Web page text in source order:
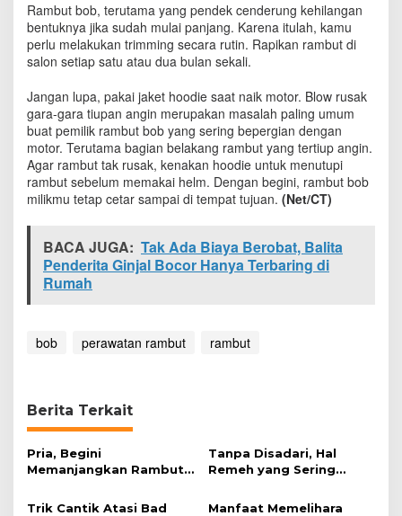
k
s
i
m
l
Rambut bob, terutama yang pendek cenderung kehilangan
bentuknya jika sudah mulai panjang. Karena itulah, kamu
perlu melakukan trimming secara rutin. Rapikan rambut di
salon setiap satu atau dua bulan sekali.
Jangan lupa, pakai jaket hoodie saat naik motor. Blow rusak
gara-gara tiupan angin merupakan masalah paling umum
buat pemilik rambut bob yang sering bepergian dengan
motor. Terutama bagian belakang rambut yang tertiup angin.
Agar rambut tak rusak, kenakan hoodie untuk menutupi
rambut sebelum memakai helm. Dengan begini, rambut bob
milikmu tetap cetar sampai di tempat tujuan. (Net/CT)
BACA JUGA: Tak Ada Biaya Berobat, Balita
Penderita Ginjal Bocor Hanya Terbaring di
Rumah
bob perawatan rambut rambut
Berita Terkait
Pria, Begini
Memanjangkan Rambut
Tanpa Disadari, Hal
Remeh yang Sering
Rambut
Trik Cantik Atasi Bad
Manfaat Memelihara